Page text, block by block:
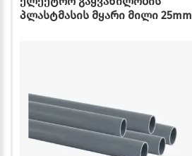
პლასტმასის მყარი მილი 25mm